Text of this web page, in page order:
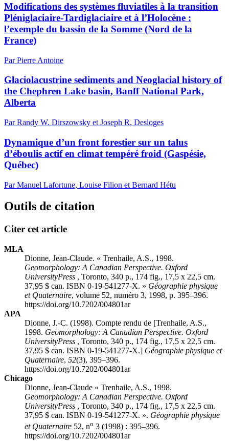
Modifications des systèmes fluviatiles à la transition
Pléniglaciaire-Tardiglaciaire et à l’Holocène :
l’exemple du bassin de la Somme (Nord de la
France)
Par Pierre Antoine
Glaciolacustrine sediments and Neoglacial history of
the Chephren Lake basin, Banff National Park,
Alberta
Par Randy W. Dirszowsky et Joseph R. Desloges
Dynamique d’un front forestier sur un talus
d’éboulis actif en climat tempéré froid (Gaspésie,
Québec)
Par Manuel Lafortune, Louise Filion et Bernard Hétu
Outils de citation
Citer cet article
MLA
Dionne, Jean-Claude. « Trenhaile, A.S., 1998.
Geomorphology: A Canadian Perspective. Oxford
UniversityPress , Toronto, 340 p., 174 fig., 17,5 x 22,5 cm.
37,95 $ can. ISBN 0-19-541277-X. » Géographie physique
et Quaternaire, volume 52, numéro 3, 1998, p. 395–396.
https://doi.org/10.7202/004801ar
APA
Dionne, J.-C. (1998). Compte rendu de [Trenhaile, A.S.,
1998. Geomorphology: A Canadian Perspective. Oxford
UniversityPress , Toronto, 340 p., 174 fig., 17,5 x 22,5 cm.
37,95 $ can. ISBN 0-19-541277-X.] Géographie physique et
Quaternaire, 52(3), 395–396.
https://doi.org/10.7202/004801ar
Chicago
Dionne, Jean-Claude « Trenhaile, A.S., 1998.
Geomorphology: A Canadian Perspective. Oxford
UniversityPress , Toronto, 340 p., 174 fig., 17,5 x 22,5 cm.
37,95 $ can. ISBN 0-19-541277-X. ». Géographie physique
et Quaternaire 52, no 3 (1998) : 395–396.
https://doi.org/10.7202/004801ar